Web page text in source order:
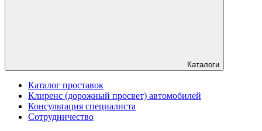
Каталоги
Каталог проставок
Клиренс (дорожный просвет) автомобилей
Консультация специалиста
Сотрудничество